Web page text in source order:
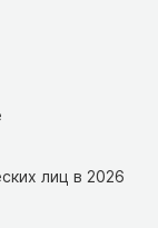
лиц в 2026